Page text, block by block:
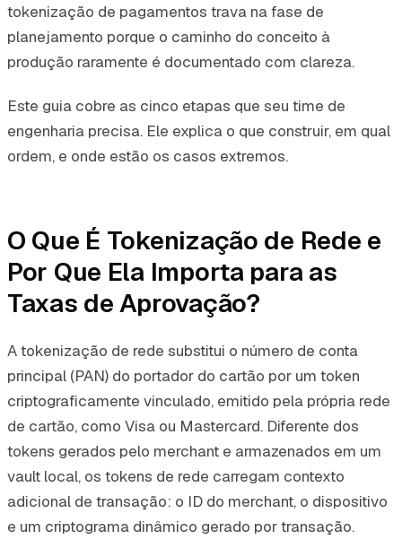
tokenização de pagamentos trava na fase de
planejamento porque o caminho do conceito à
produção raramente é documentado com clareza.
Este guia cobre as cinco etapas que seu time de
engenharia precisa. Ele explica o que construir, em qual
ordem, e onde estão os casos extremos.
O Que É Tokenização de Rede e
Por Que Ela Importa para as
Taxas de Aprovação?
A tokenização de rede substitui o número de conta
principal (PAN) do portador do cartão por um token
criptograficamente vinculado, emitido pela própria rede
de cartão, como Visa ou Mastercard. Diferente dos
tokens gerados pelo merchant e armazenados em um
vault local, os tokens de rede carregam contexto
adicional de transação: o ID do merchant, o dispositivo
e um criptograma dinâmico gerado por transação.